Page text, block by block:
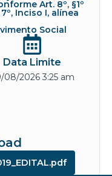
Art. 8º, §1º
Inciso I, alínea
Social
Data Limite
08/2026 3:25 am